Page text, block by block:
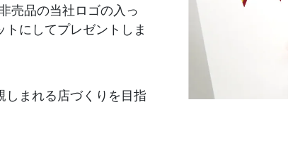
売品の当社ロゴの入っ
にしてプレゼントしま
しまれる店づくりを目指